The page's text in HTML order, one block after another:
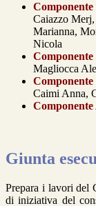
Componente
Caiazzo
Marianna,
Nicola
Magliocca
Caimi Anna,
Giunta
Prepara i lavori del
di iniziativa del